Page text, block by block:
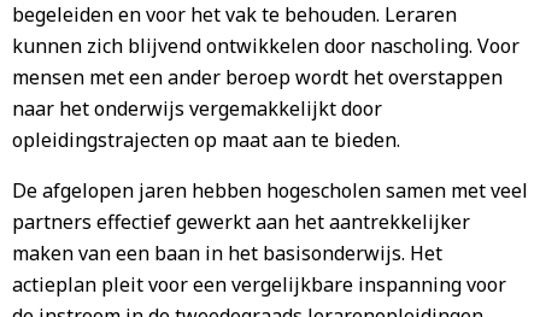
begeleiden en voor het vak te behouden. Leraren
kunnen zich blijvend ontwikkelen door nascholing. Voor
mensen met een ander beroep wordt het overstappen
naar het onderwijs vergemakkelijkt door
opleidingstrajecten op maat aan te bieden.
De afgelopen jaren hebben hogescholen samen met veel
partners effectief gewerkt aan het aantrekkelijker
maken van een baan in het basisonderwijs. Het
actieplan pleit voor een vergelijkbare inspanning voor